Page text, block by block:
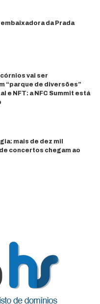
embaixadora da Prada
vai ser
“parque de diversões”
e NFT: a NFC Summit está
mais de dez mil
concertos chegam ao